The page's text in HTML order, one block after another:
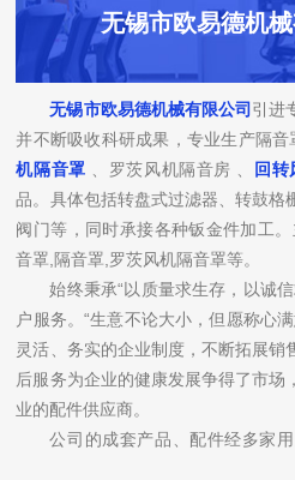
无锡市欧易德机
无锡市欧易德机械有限公司 引进
并不断吸收科研成果，专业生产隔音
机隔音罩 、罗茨风机隔音房 、 回转
品。具体包括转盘式过滤器、转鼓格
阀门等，同时承接各种钣金件加工
音罩,隔音罩,罗茨风机隔音罩等。
始终秉承“以质量求生存，以诚
户服务。“生意不论大小，但愿称心
灵活、务实的企业制度，不断拓展销
后服务为企业的健康发展争得了市场
业的配件供应商。
公司的成套产品、配件经多家